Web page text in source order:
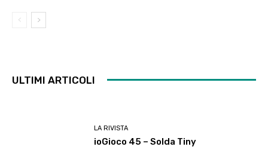
ULTIMI ARTICOLI
LA RIVISTA
ioGioco 45 – Solda Tiny